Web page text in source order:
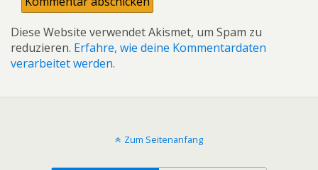
Diese Website verwendet Akismet, um Spam zu
reduzieren. Erfahre, wie deine Kommentardaten
verarbeitet werden.
Zum Seitenanfang